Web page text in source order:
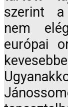
szerint a
nem
európai